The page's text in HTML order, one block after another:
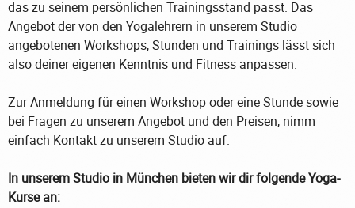
das zu seinem persönlichen Trainingsstand passt. Das
Angebot der von den Yogalehrern in unserem Studio
angebotenen Workshops, Stunden und Trainings lässt sich
also deiner eigenen Kenntnis und Fitness anpassen.
Zur Anmeldung für einen Workshop oder eine Stunde sowie
bei Fragen zu unserem Angebot und den Preisen, nimm
einfach Kontakt zu unserem Studio auf.
In unserem Studio in München bieten wir dir folgende Yoga-
Kurse an: